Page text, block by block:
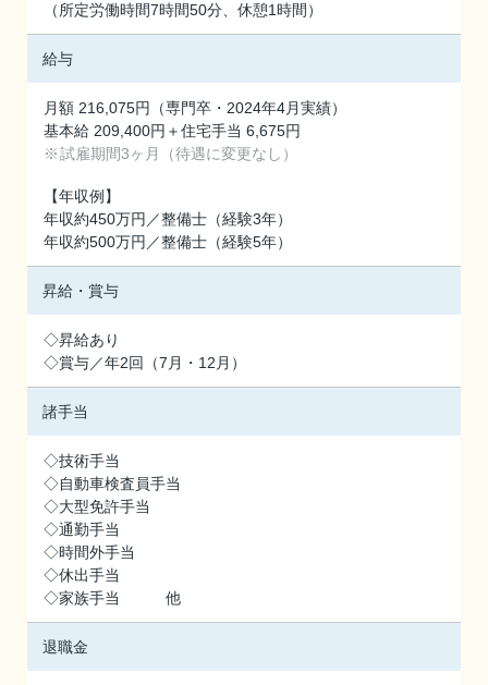
（所定労働時間7時間50分、休憩1時間）
給与
月額 216,075円（専門卒・2024年4月実績）
基本給 209,400円＋住宅手当 6,675円
試雇期間3ヶ月（待遇に変更なし）
【年収例】
年収約450万円／整備士（経験3年）
年収約500万円／整備士（経験5年）
昇給・賞与
◇昇給あり
◇賞与／年2回（7月・12月）
諸手当
◇技術手当
◇自動車検査員手当
◇大型免許手当
◇通勤手当
◇時間外手当
◇休出手当
◇家族手当 他
退職金